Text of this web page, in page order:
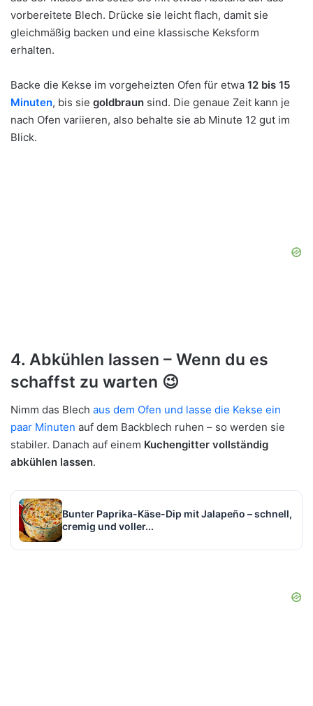
vorbereitete Blech. Drücke sie leicht flach, damit sie
gleichmäßig backen und eine klassische Keksform
erhalten.
Backe die Kekse im vorgeheizten Ofen für etwa 12 bis 15
Minuten, bis sie goldbraun sind. Die genaue Zeit kann je
nach Ofen variieren, also behalte sie ab Minute 12 gut im
Blick.
4. Abkühlen lassen – Wenn du es
schaffst zu warten 😉
Nimm das Blech aus dem Ofen und lasse die Kekse ein
paar Minuten auf dem Backblech ruhen – so werden sie
stabiler. Danach auf einem Kuchengitter vollständig
abkühlen lassen.
Bunter Paprika-Käse-Dip mit Jalapeño – schnell,
cremig und voller...